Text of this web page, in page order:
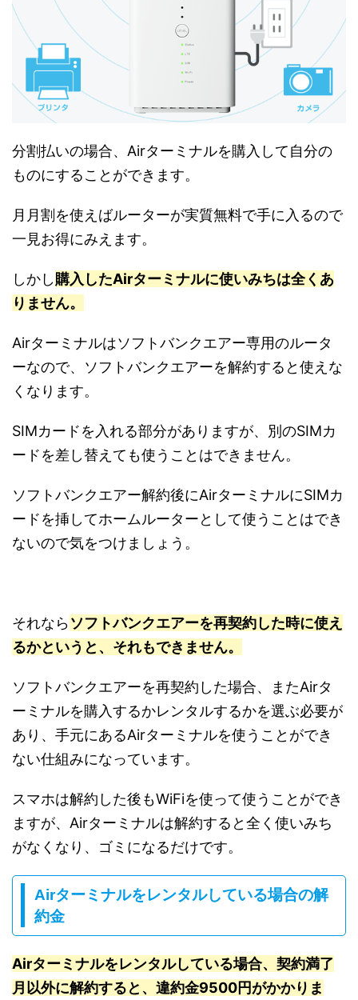
分割払いの場合、Airターミナルを購入して自分の
ものにすることができます。
月月割を使えばルーターが実質無料で手に入るので
一見お得にみえます。
しかし購入したAirターミナルに使いみちは全くあ
りません。
Airターミナルはソフトバンクエアー専用のルータ
ーなので、ソフトバンクエアーを解約すると使えな
くなります。
SIMカードを入れる部分がありますが、別のSIMカ
ードを差し替えても使うことはできません。
ソフトバンクエアー解約後にAirターミナルにSIMカ
ードを挿してホームルーターとして使うことはでき
ないので気をつけましょう。
それならソフトバンクエアーを再契約した時に使え
るかというと、それもできません。
ソフトバンクエアーを再契約した場合、またAirタ
ーミナルを購入するかレンタルするかを選ぶ必要が
あり、手元にあるAirターミナルを使うことができ
ない仕組みになっています。
スマホは解約した後もWiFiを使って使うことができ
ますが、Airターミナルは解約すると全く使いみち
がなくなり、ゴミになるだけです。
Airターミナルをレンタルしている場合の解
約金
Airターミナルをレンタルしている場合、契約満了
月以外に解約すると、違約金9500円がかかりま